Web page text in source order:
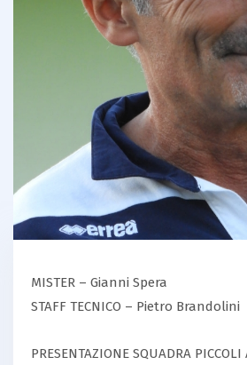
MISTER – Gianni Spera
STAFF TECNICO – Pietro Brandolini
PRESENTAZIONE SQUADRA